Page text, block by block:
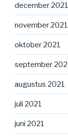
december 2021
november 2021
oktober 2021
september
augustus 2021
juli 2021
juni 2021